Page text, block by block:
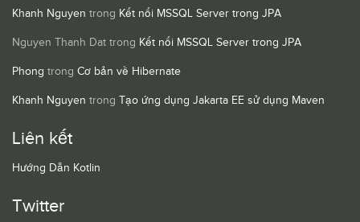
Khanh Nguyen trong Kết nối MSSQL Server trong JPA
Nguyen Thanh Dat trong Kết nối MSSQL Server trong JPA
Phong trong Cơ bản về Hibernate
Khanh Nguyen trong Tạo ứng dụng Jakarta EE sử dụng Maven
Liên kết
Hướng Dẫn Kotlin
Twitter